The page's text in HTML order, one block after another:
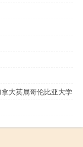
大英属哥伦比亚大学